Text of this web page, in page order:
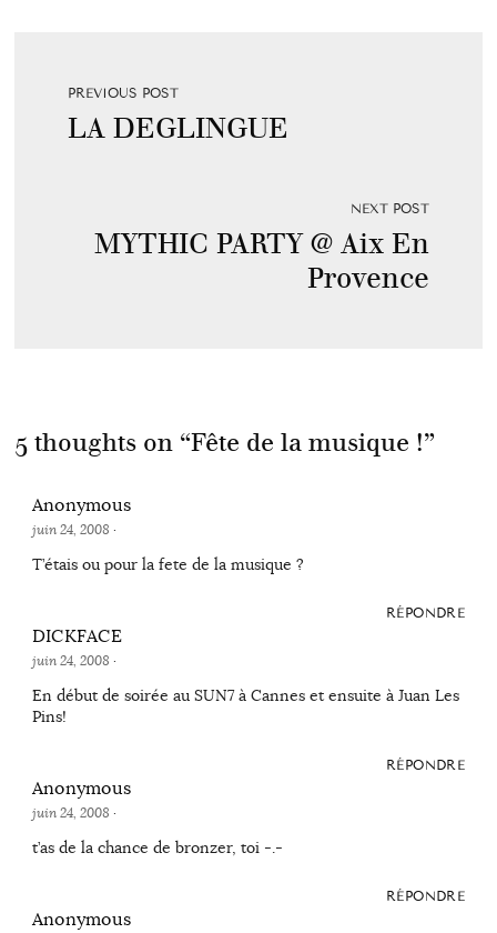
PREVIOUS POST
LA DEGLINGUE
NEXT POST
MYTHIC PARTY @ Aix En
Provence
5 thoughts on “Fête de la musique !”
Anonymous
juin 24, 2008 ·
T’étais ou pour la fete de la musique ?
RÉPONDRE
DICKFACE
juin 24, 2008 ·
En début de soirée au SUN7 à Cannes et ensuite à Juan Les
Pins!
RÉPONDRE
Anonymous
juin 24, 2008 ·
t’as de la chance de bronzer, toi -.-
RÉPONDRE
Anonymous